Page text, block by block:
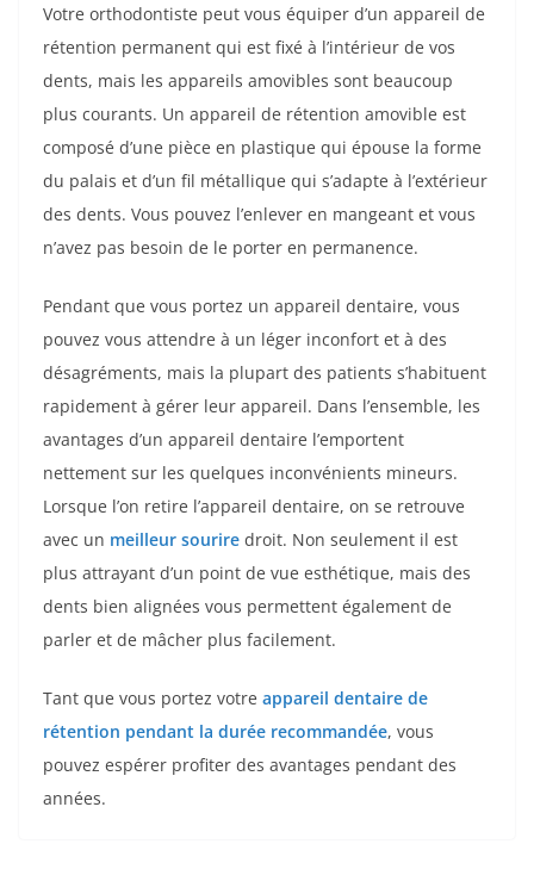
Votre orthodontiste peut vous équiper d’un appareil de
rétention permanent qui est fixé à l’intérieur de vos
dents, mais les appareils amovibles sont beaucoup
plus courants. Un appareil de rétention amovible est
composé d’une pièce en plastique qui épouse la forme
du palais et d’un fil métallique qui s’adapte à l’extérieur
des dents. Vous pouvez l’enlever en mangeant et vous
n’avez pas besoin de le porter en permanence.
Pendant que vous portez un appareil dentaire, vous
pouvez vous attendre à un léger inconfort et à des
désagréments, mais la plupart des patients s’habituent
rapidement à gérer leur appareil. Dans l’ensemble, les
avantages d’un appareil dentaire l’emportent
nettement sur les quelques inconvénients mineurs.
Lorsque l’on retire l’appareil dentaire, on se retrouve
avec un meilleur sourire droit. Non seulement il est
plus attrayant d’un point de vue esthétique, mais des
dents bien alignées vous permettent également de
parler et de mâcher plus facilement.
Tant que vous portez votre appareil dentaire de
rétention pendant la durée recommandée, vous
pouvez espérer profiter des avantages pendant des
années.